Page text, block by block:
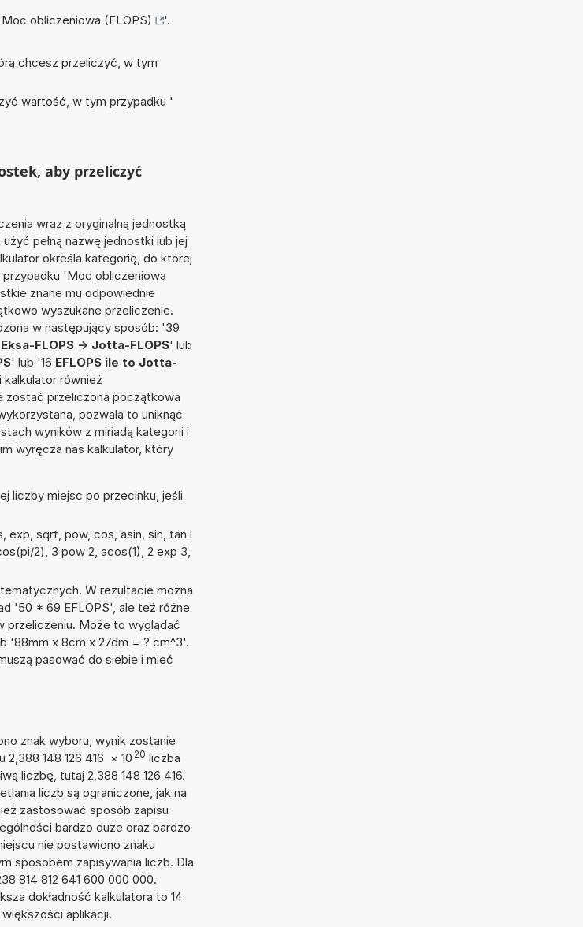
Moc obliczeniowa (FLOPS)
'.
chcesz przeliczyć, w tym
wartość, w tym przypadku '
aby przeliczyć
wraz z oryginalną jednostką
pełną nazwę jednostki lub jej
określa kategorię, do której
'Moc obliczeniowa
znane mu odpowiednie
wyszukane przeliczenie.
w następujący sposób: '39
Eksa-FLOPS -> Jotta-FLOPS' lub
' lub '16 EFLOPS ile to Jotta-
kalkulator również
zostać przeliczona początkowa
pozwala to uniknąć
wyników z miriadą kategorii i
wyręcza nas kalkulator, który
liczby miejsc po przecinku, jeśli
sqrt, pow, cos, asin, sin, tan i
2), 3 pow 2, acos(1), 2 exp 3,
W rezultacie można
'50 * 69 EFLOPS', ale też różne
przeliczeniu. Może to wyglądać
'88mm x 8cm x 27dm = ? cm^3'.
pasować do siebie i mieć
znak wyboru, wynik zostanie
2,388 148 126 416 × 10 20 liczba
liczbę, tutaj 2,388 148 126 416.
liczb są ograniczone, jak na
zastosować sposób zapisu
bardzo duże oraz bardzo
nie postawiono znaku
sposobem zapisywania liczb. Dla
814 812 641 600 000 000.
dokładność kalkulatora to 14
aplikacji.